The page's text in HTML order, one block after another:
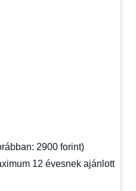
2900 forint)
12 évesnek ajánlott